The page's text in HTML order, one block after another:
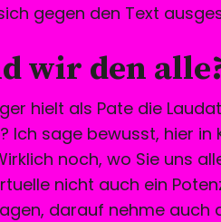
gegen den Text
wir den
hielt als Pate die
Ich sage bewusst, hier
noch, wo Sie uns
nicht auch ein
darauf nehme auch